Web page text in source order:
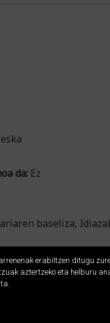
da: Ez
baseliza,
erabiltzen ditugu
aztertzeko eta helburu